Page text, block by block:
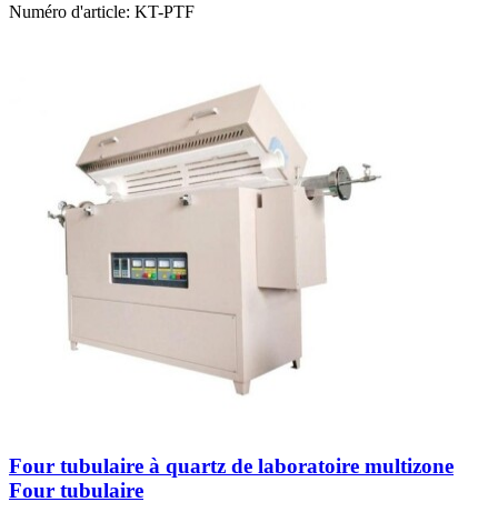
Numéro d'article: KT-PTF
Four tubulaire à quartz de laboratoire multizone
Four tubulaire